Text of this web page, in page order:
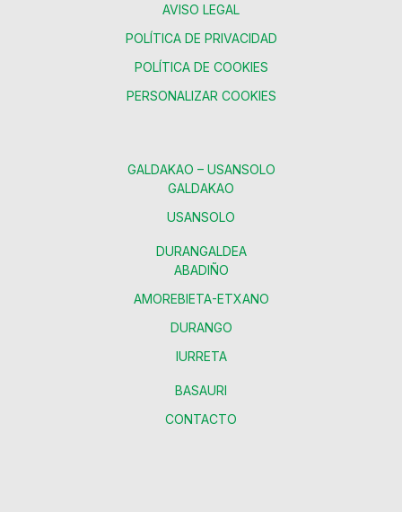
AVISO LEGAL
POLÍTICA DE PRIVACIDAD
POLÍTICA DE COOKIES
PERSONALIZAR COOKIES
GALDAKAO – USANSOLO
GALDAKAO
USANSOLO
DURANGALDEA
ABADIÑO
AMOREBIETA-ETXANO
DURANGO
IURRETA
BASAURI
CONTACTO